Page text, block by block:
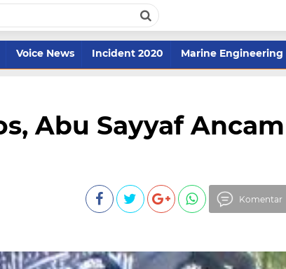
Voice News Incident 2020 Marine Engineering
Abu Sayyaf Ancam
Komentar